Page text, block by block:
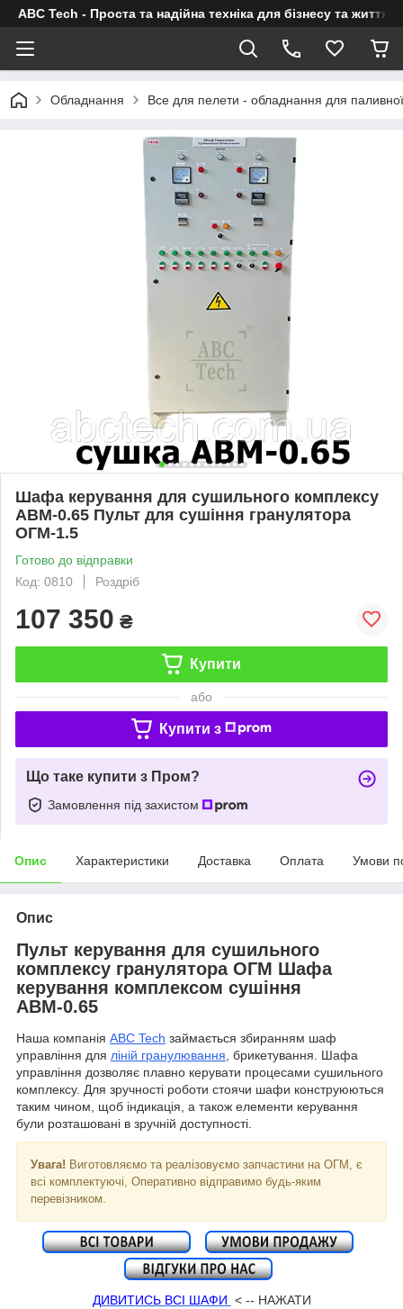
ABC Tech - Проста та надійна техніка для бізнесу та життя
Обладнання Все для пелети - обладнання для
Шафа керування для сушильного комплексу
АВМ-0.65 Пульт для сушіння гранулятора
ОГМ-1.5
Готово до відправки
Код: 0810
Роздріб
107 350 ₴
Купити
або
Купити з
Що таке купити з Пром?
Замовлення під захистом
Опис Характеристики Доставка Оплата Умови
Опис
Пульт керування для сушильного
комплексу гранулятора ОГМ Шафа
керування комплексом сушіння
АВМ-0.65
Наша компанія ABC Tech займається збиранням шаф
управління для ліній гранулювання, брикетування. Шафа
управління дозволяє плавно керувати процесами сушильного
комплексу. Для зручності роботи стоячи шафи конструюються
таким чином, щоб індикація, а також елементи керування
були розташовані в зручній доступності.
Увага! Виготовляємо та реалізовуємо запчастини на ОГМ, є
всі комплектуючі, Оперативно відправимо будь-яким
перевізником.
ДИВИТИСЬ ВСІ ШАФИ < -- НАЖАТИ